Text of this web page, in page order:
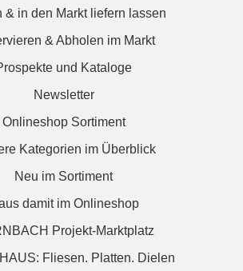
& in den Markt liefern lassen
& Abholen im Markt
und Kataloge
Newsletter
Onlineshop Sortiment
Kategorien im Überblick
Neu im Sortiment
damit im Onlineshop
Projekt-Marktplatz
Fliesen. Platten. Dielen